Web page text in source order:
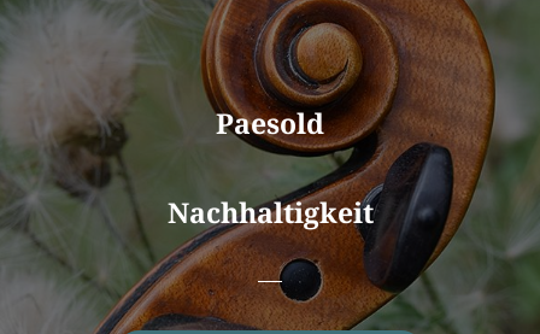
Paesold
Nachhaltigkeit